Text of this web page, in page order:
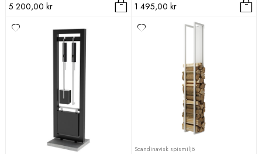
5 200,00 kr 1 495,00 kr
Scandinavisk spismiljö